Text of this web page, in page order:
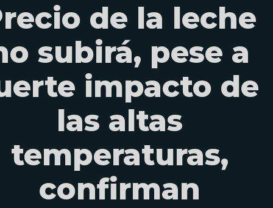
de la leche
subirá, pese a
impacto de
las altas
temperaturas,
confirman